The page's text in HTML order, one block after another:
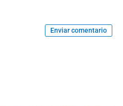
Enviar comentario